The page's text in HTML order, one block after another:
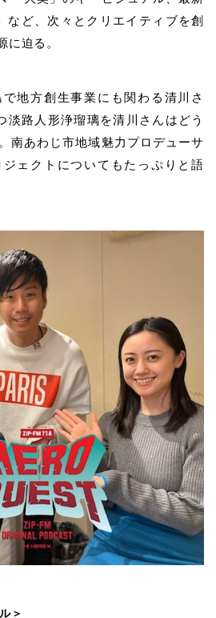
など、次々とクリエイティブを創
に迫る。
地方創生事業にも関わる清川さ
淡路人形浄瑠璃を清川さんはどう
南あわじ市地域魅力プロデューサ
ェクトについてもたっぷりと語
＞